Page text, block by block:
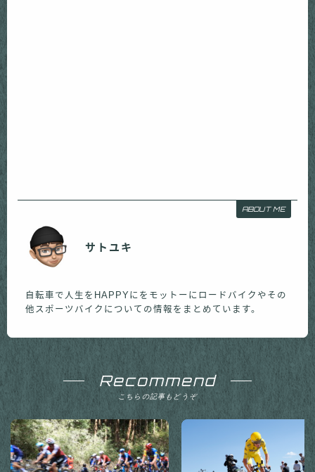
ABOUT ME
サトユキ
自転車で人生をHAPPYにをモットーにロードバイクやその
他スポーツバイクについての情報をまとめています。
Recommend
こちらの記事もどうぞ